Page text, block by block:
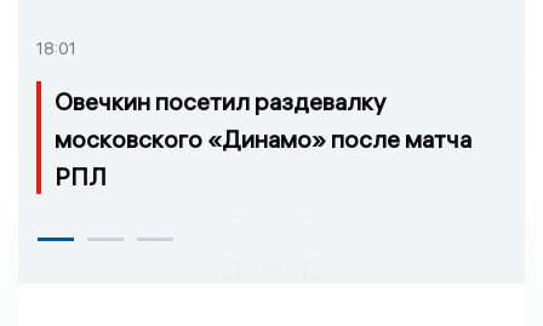
18:01
Овечкин посетил раздевалку
московского «Динамо» после матча
РПЛ